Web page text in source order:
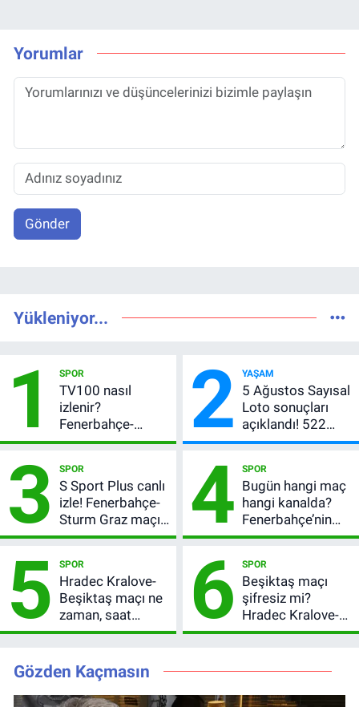
Yorumlar
Gönder
Yükleniyor...
1 SPOR
TV100 nasıl
izlenir?
Fenerbahçe-
Sturm Graz maçı
bilgileri
2 YAŞAM
5 Ağustos Sayısal
Loto sonuçları
açıklandı! 522
milyon TL devretti
3 SPOR
S Sport Plus canlı
izle! Fenerbahçe-
Sturm Graz maçı
nasıl izlenir?
4 SPOR
Bugün hangi maç
hangi kanalda?
Fenerbahçe’nin
Avrupa sınavı
yayınlanacak
5 SPOR
Hradec Kralove-
Beşiktaş maçı ne
zaman, saat
kaçta? Şifresiz
3. Ön Eleme Turu
6 SPOR
Beşiktaş maçı
şifresiz mi?
Hradec Kralove-
Beşiktaş hangi
Gözden Kaçmasın